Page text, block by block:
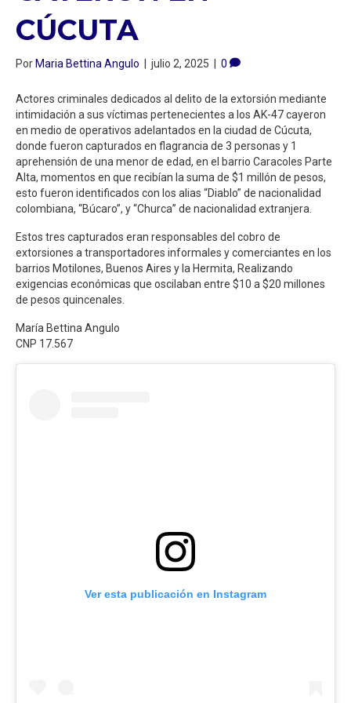
CÚCUTA
PorMaria Bettina Angulo | julio 2, 2025 | 0
Actores criminales dedicados al delito de la extorsión mediante
intimidación a sus víctimas pertenecientes a los AK-47 cayeron
en medio de operativos adelantados en la ciudad de Cúcuta,
donde fueron capturados en flagrancia de 3 personas y 1
aprehensión de una menor de edad, en el barrio Caracoles Parte
Alta, momentos en que recibían la suma de $1 millón de pesos,
esto fueron identificados con los alias “Diablo” de nacionalidad
colombiana, “Búcaro”, y “Churca” de nacionalidad extranjera.
Estos tres capturados eran responsables del cobro de
extorsiones a transportadores informales y comerciantes en los
barrios Motilones, Buenos Aires y la Hermita, Realizando
exigencias económicas que oscilaban entre $10 a $20 millones
de pesos quincenales.
María Bettina Angulo
CNP 17.567
Ver esta publicación en Instagram